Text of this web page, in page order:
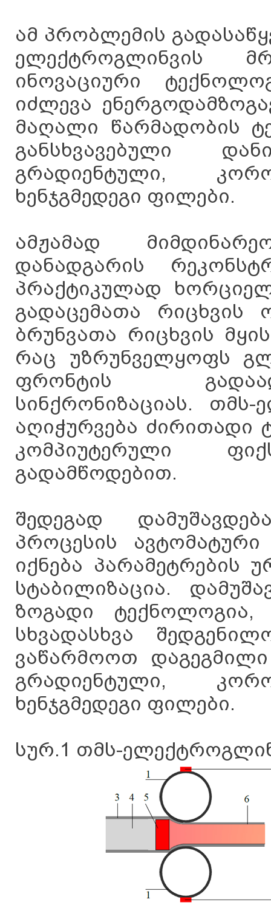
ამ პრობლემის
ელექტროგლინვის
ინოვაციური
იძლევა
მაღალი წარმადობის
განსხვავებული
გრადიენტული,
ხენჯგმედეგი ფილები.
ამჟამად
დანადგარის
პრაქტიკულად
გადაცემათა რიცხვის
ბრუნვათა რიცხვის
რაც უზრუნველყოფს
ფრონტის
სინქრონიზაციას.
აღიჭურვება ძირითადი
კომპიუტერული
გადამწოდებით.
შედეგად
პროცესის
იქნება
სტაბილიზაცია.
ზოგადი ტექნოლოგია,
სხვადასხვა
ვაწარმოოთ დაგეგმილი
გრადიენტული,
ხენჯგმედეგი ფილები.
სურ.1 თმს-